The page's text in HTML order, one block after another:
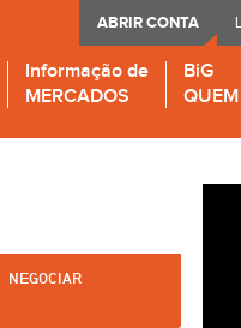
ABRIR CONTA
Informação de
MERCADOS
BiG
NEGOCIAR